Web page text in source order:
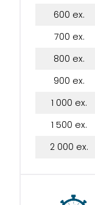
600 ex.
700 ex.
800 ex.
900 ex.
1 000 ex.
1 500 ex.
2 000 ex.